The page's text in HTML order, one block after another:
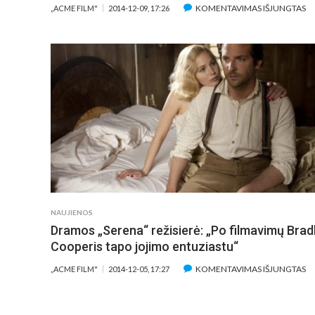
„ACME FILM" 2014-12-09, 17:26 KOMENTAVIMAS IŠJUNGTAS
NAUJIENOS
Dramos „Serena“ režisierė: „Po filmavimų
Cooperis tapo jojimo entuziastu“
„ACME FILM" 2014-12-05, 17:27 KOMENTAVIMAS IŠJUNGTAS